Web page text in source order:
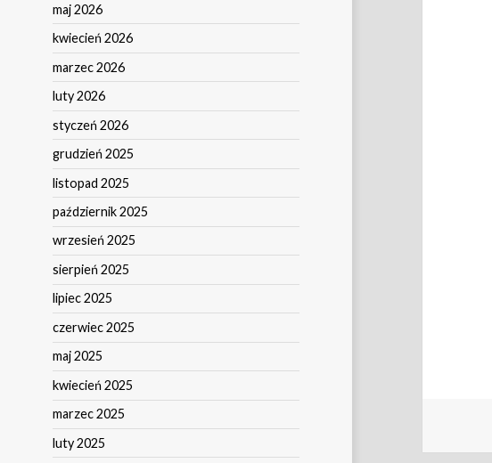
maj 2026
kwiecień 2026
marzec 2026
luty 2026
styczeń 2026
grudzień 2025
listopad 2025
październik 2025
wrzesień 2025
sierpień 2025
lipiec 2025
czerwiec 2025
maj 2025
kwiecień 2025
marzec 2025
luty 2025